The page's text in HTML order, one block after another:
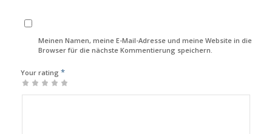
Meinen Namen, meine E-Mail-Adresse und meine Website in diesem
Browser für die nächste Kommentierung speichern.
Your rating *
1
2
3
4
5